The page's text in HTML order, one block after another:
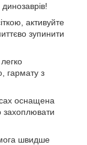
активуйте
зупинити
гармату з
оснащена
швидше